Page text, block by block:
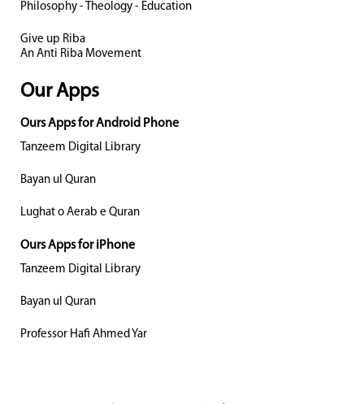
Philosophy - Theology - Education
Give up Riba
An Anti Riba Movement
Our Apps
Ours Apps for Android Phone
Tanzeem Digital Library
Bayan ul Quran
Lughat o Aerab e Quran
Ours Apps for iPhone
Tanzeem Digital Library
Bayan ul Quran
Professor Hafi Ahmed Yar